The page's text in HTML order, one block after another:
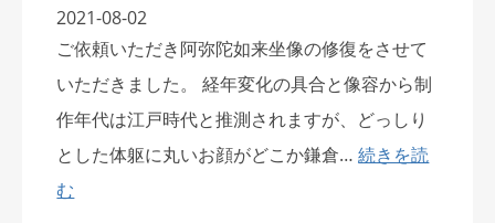
2021-08-02
ご依頼いただき阿弥陀如来坐像の修復をさせて
いただきました。 経年変化の具合と像容から制
作年代は江戸時代と推測されますが、どっしり
とした体躯に丸いお顔がどこか鎌倉…続きを読
む